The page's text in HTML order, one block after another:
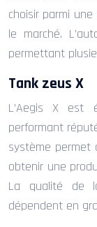
choisir parmi
le marché.
permettant
Tank zeus X
L’Aegis X est
performant
système permet
obtenir une
La qualité de
dépendent en